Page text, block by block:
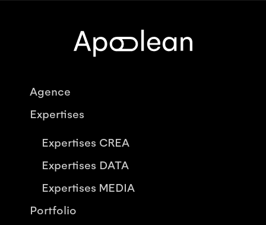
Agence
Expertises
Expertises CREA
Expertises DATA
Expertises MEDIA
Portfolio